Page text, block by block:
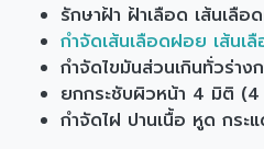
รักษาฝ้า ฝ้าเลือด เส้นเลื
กำจัดเส้นเลือดฝอย เส้นเ
กำจัดไขมันส่วนเกินทั่วร่าง
ยกกระชับผิวหน้า 4 มิติ
กำจัดไฝ ปานเนื้อ หูด กระ